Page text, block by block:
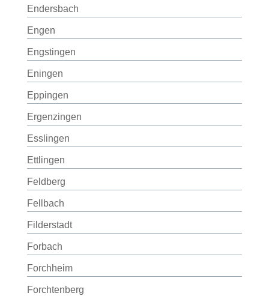
Endersbach
Engen
Engstingen
Eningen
Eppingen
Ergenzingen
Esslingen
Ettlingen
Feldberg
Fellbach
Filderstadt
Forbach
Forchheim
Forchtenberg